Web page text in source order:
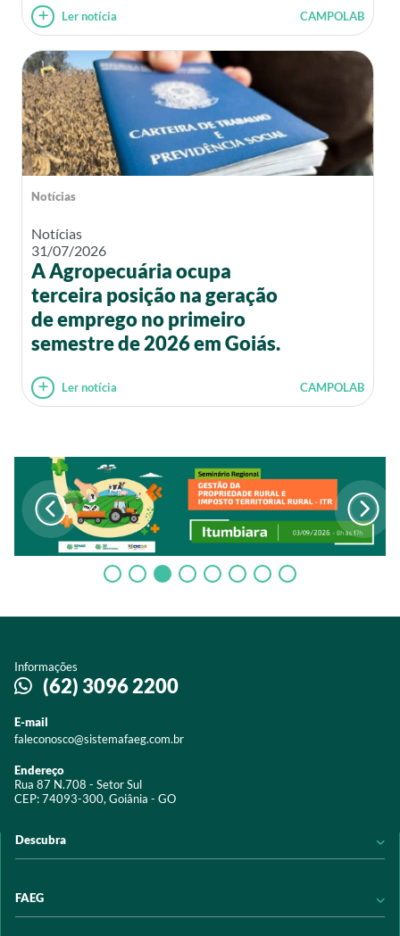
Ler notícia CAMPOLAB
Notícias
Notícias
31/07/2026
A Agropecuária ocupa
terceira posição na geração
de emprego no primeiro
semestre de 2026 em Goiás.
Ler notícia CAMPOLAB
Informações
(62) 3096 2200
E-mail
faleconosco@sistemafaeg.com.br
Endereço
Rua 87 N.708 - Setor Sul
CEP: 74093-300, Goiânia - GO
Descubra
Acervo digital
FAEG